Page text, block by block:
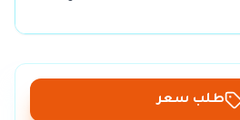
طلب سعر